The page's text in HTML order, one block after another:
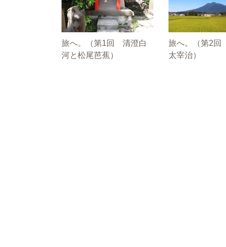
旅へ。（第1回 清澄白
河と松尾芭蕉）
旅へ。（第2
太宰治）